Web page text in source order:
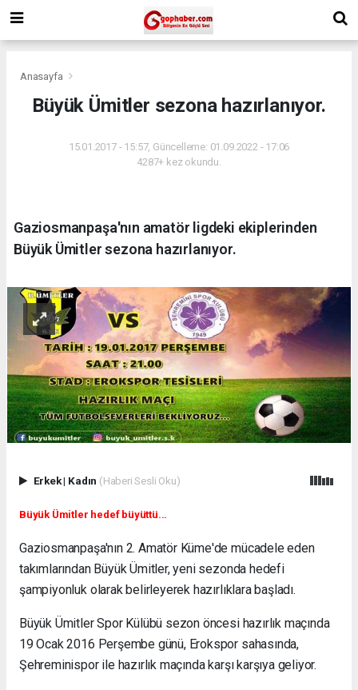
Anasayfa
Büyük Ümitler sezona hazırlanıyor.
15.01.2017 - 15:57, Güncelleme: 01.09.2022 - 17:06
4287+ kez okundu.
Gaziosmanpaşa'nın amatör ligdeki ekiplerinden
Büyük Ümitler sezona hazırlanıyor.
Erkek| Kadın (Haberi Sesli Oku)
Büyük Ümitler hedef büyüttü...
Gaziosmanpaşa'nın 2. Amatör Küme'de mücadele eden
takımlarından Büyük Ümitler, yeni sezonda hedefi
şampiyonluk olarak belirleyerek hazırlıklara başladı.
Büyük Ümitler Spor Külübü sezon öncesi hazırlık maçında
19 Ocak 2016 Perşembe günü, Erokspor sahasında,
Şehreminispor ile hazırlık maçında karşı karşıya geliyor.